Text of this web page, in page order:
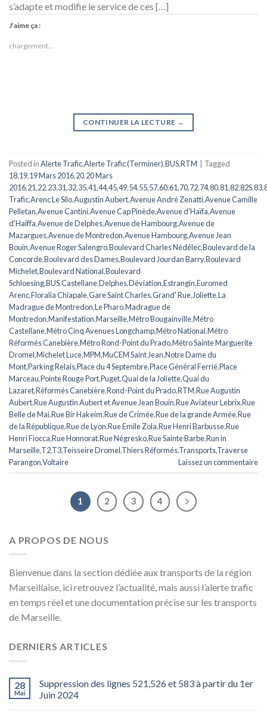
s’adapte et modifie le service de ces […]
J’aime ça :
chargement…
CONTINUER LA LECTURE →
Posted inAlerte Trafic,Alerte Trafic (Terminer),BUS,RTM | Tagged
18,19,19 Mars 2016,20,20 Mars
2016,21,22,23,31,32,35,41,44,45,49,54,55,57,60,61,70,72,74,80,81,82,82S,83,
Trafic,Arenc Le Silo,Augustin Aubert,Avenue André Zenatti,Avenue Camille
Pelletan,Avenue Cantini,Avenue Cap Pinède,Avenue d'Haïfa,Avenue
d'Haiffa,Avenue de Delphes,Avenue de Hambourg,Avenue de
Mazargues,Avenue de Montredon,Avenue Hambourg,Avenue Jean
Bouin,Avenue Roger Salengro,Boulevard Charles Nédélec,Boulevard de la
Concorde,Boulevard des Dames,Boulevard Jourdan Barry,Boulevard
Michelet,Boulevard National,Boulevard
Schloesing,BUS,Castellane,Delphes,Déviation,Estrangin,Euromed
Arenc,Floralia Chiapale,Gare Saint Charles,Grand' Rue,Joliette,La
Madrague de Montredon,Le Pharo,Madrague de
Montredon,Manifestation,Marseille,Métro Bougainville,Métro
Castellane,Métro Cinq Avenues Longchamp,Métro National,Métro
Réformés Canebière,Métro Rond-Point du Prado,Métro Sainte Marguerite
Dromel,Michelet Luce,MPM,MuCEM Saint Jean,Notre Dame du
Mont,Parking Relais,Place du 4 Septembre,Place Général Ferrié,Place
Marceau,Pointe Rouge Port,Puget,Quai de la Joliette,Quai du
Lazaret,Réformés Canebière,Rond-Point du Prado,RTM,Rue Augustin
Aubert,Rue Augustin Aubert et Avenue Jean Bouin,Rue Aviateur Lebrix,Rue
Belle de Mai,Rue Bir Hakeim,Rue de Crimée,Rue de la grande Armée,Rue
de la République,Rue de Lyon,Rue Emile Zola,Rue Henri Barbusse,Rue
Henri Fiocca,Rue Honnorat,Rue Négresko,Rue Sainte Barbe,Run in
Marseille,T2,T3,Teisseire Dromel,Thiers Réformés,Transports,Traverse
Parangon,Voltaire Laissez un commentaire
1 2 3 4
A PROPOS DE NOUS
Bienvenue dans la section dédiée aux transports de la région
Marseillaise, ici retrouvez l’actualité, mais aussi l’alerte trafic
en temps réel et une documentation précise sur les transports
de Marseille.
DERNIERS ARTICLES
28
Mai
Suppression des lignes 521,526 et 583 à partir du 1er
Juin 2024